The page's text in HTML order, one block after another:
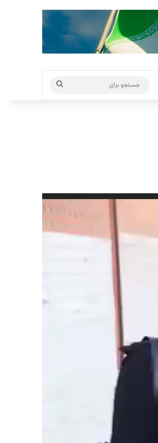
تغییر پوسته
برای